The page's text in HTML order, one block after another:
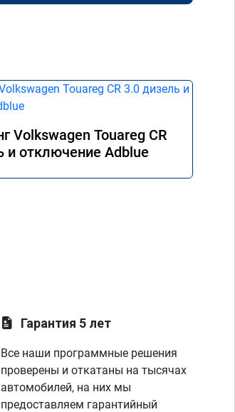
Volkswagen Touareg CR
и отключение Adblue
Гарантия 5 лет
Все наши программные решения
проверены и откатаны на тысячах
автомобилей, на них мы
предоставляем гарантийный